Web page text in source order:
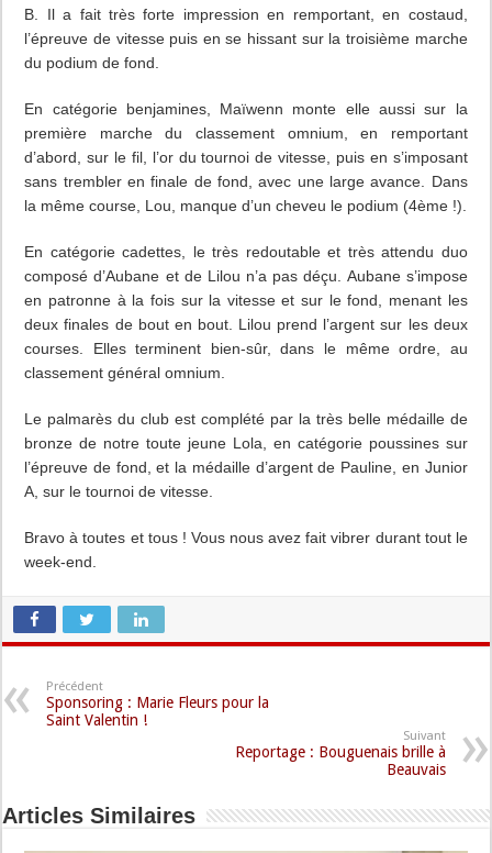
B. Il a fait très forte impression en remportant, en costaud,
l’épreuve de vitesse puis en se hissant sur la troisième marche
du podium de fond.
En catégorie benjamines, Maïwenn monte elle aussi sur la
première marche du classement omnium, en remportant
d’abord, sur le fil, l’or du tournoi de vitesse, puis en s’imposant
sans trembler en finale de fond, avec une large avance. Dans
la même course, Lou, manque d’un cheveu le podium (4ème !).
En catégorie cadettes, le très redoutable et très attendu duo
composé d’Aubane et de Lilou n’a pas déçu. Aubane s’impose
en patronne à la fois sur la vitesse et sur le fond, menant les
deux finales de bout en bout. Lilou prend l’argent sur les deux
courses. Elles terminent bien-sûr, dans le même ordre, au
classement général omnium.
Le palmarès du club est complété par la très belle médaille de
bronze de notre toute jeune Lola, en catégorie poussines sur
l’épreuve de fond, et la médaille d’argent de Pauline, en Junior
A, sur le tournoi de vitesse.
Bravo à toutes et tous ! Vous nous avez fait vibrer durant tout le
week-end.
Précédent
Sponsoring : Marie Fleurs pour la
Saint Valentin !
Suivant
Reportage : Bouguenais brille à
Beauvais
Articles Similaires